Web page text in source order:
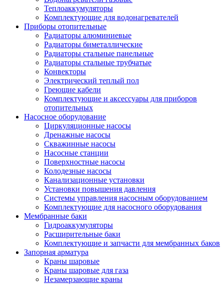
Теплоаккумуляторы
Комплектующие для водонагревателей
Приборы отопительные
Радиаторы алюминиевые
Радиаторы биметаллические
Радиаторы стальные панельные
Радиаторы стальные трубчатые
Конвекторы
Электрический теплый пол
Греющие кабели
Комплектующие и аксессуары для приборов
отопительных
Насосное оборудование
Циркуляционные насосы
Дренажные насосы
Скважинные насосы
Насосные станции
Поверхностные насосы
Колодезные насосы
Канализационные установки
Установки повышения давления
Системы управления насосным оборудованием
Комплектующие для насосного оборудования
Мембранные баки
Гидроаккумуляторы
Расширительные баки
Комплектующие и запчасти для мембранных баков
Запорная арматура
Краны шаровые
Краны шаровые для газа
Незамерзающие краны